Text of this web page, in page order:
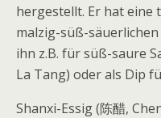
hergestellt. Er hat eine
malzig-süß-
ihn z.B. für süß-saure
La Tang) oder als Dip
Shanxi-Essig (陈醋,